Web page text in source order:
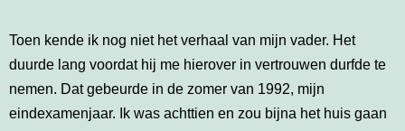
Toen kende ik nog niet het verhaal van mijn vader. Het
duurde lang voordat hij me hierover in vertrouwen durfde te
nemen. Dat gebeurde in de zomer van 1992, mijn
eindexamenjaar. Ik was achttien en zou bijna het huis gaan